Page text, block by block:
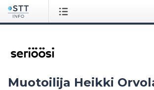
Muotoilija Heikki